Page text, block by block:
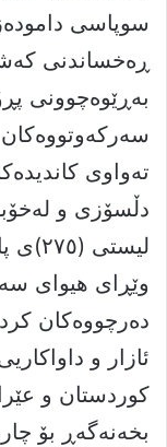
سوپاسى
ڕەخساندنى
بەڕێوەچوونى
تەواوى
دڵسۆزى و
وێڕاى هیواى
دەرچووەکان
ئازار و
کوردستان و
بخەنەگەڕ بۆ